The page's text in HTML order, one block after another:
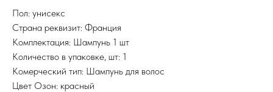
Пол: унисекс
Страна реквизит: Франция
Комплектация: Шампунь 1 шт
Количество в упаковке, шт: 1
Комерческий тип: Шампунь для волос
Цвет Озон: красный